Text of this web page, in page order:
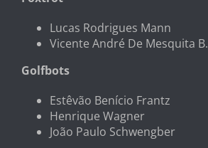
Lucas Rodrigues Mann
Vicente André De Mesquita B.
Golfbots
Estêvão Benício Frantz
Henrique Wagner
João Paulo Schwengber